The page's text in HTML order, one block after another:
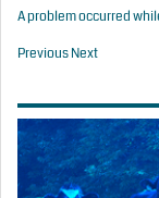
A problem occurred
PreviousNext